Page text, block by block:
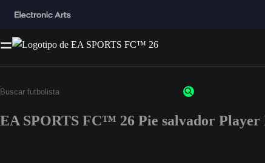
EA SPORTS FC™ 26 Pie salvador Player